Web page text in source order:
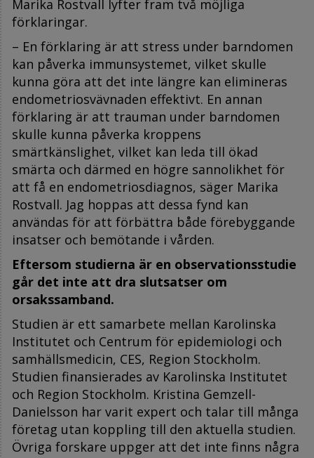
Marika Rostvall lyfter fram två möjliga
förklaringar.
– En förklaring är att stress under barndomen
kan påverka immunsystemet, vilket skulle
kunna göra att det inte längre kan elimineras
endometriosvävnaden effektivt. En annan
förklaring är att trauman under barndomen
skulle kunna påverka kroppens
smärtkänslighet, vilket kan leda till ökad
smärta och därmed en högre sannolikhet för
att få en endometriosdiagnos, säger Marika
Rostvall. Jag hoppas att dessa fynd kan
användas för att förbättra både förebyggande
insatser och bemötande i vården.
Eftersom studierna är en observationsstudie
går det inte att dra slutsatser om
orsakssamband.
Studien är ett samarbete mellan Karolinska
Institutet och Centrum för epidemiologi och
samhällsmedicin, CES, Region Stockholm.
Studien finansierades av Karolinska Institutet
och Region Stockholm. Kristina Gemzell-
Danielsson har varit expert och talar till många
företag utan koppling till den aktuella studien.
Övriga forskare uppger att det inte finns några